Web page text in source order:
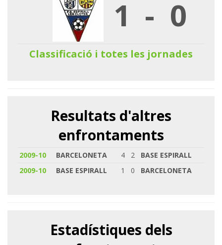
1 - 0
Classificació i totes les jornades
Resultats d'altres
enfrontaments
2009-10 BARCELONETA 4 2
BASE ESPIRALL
2009-10
BASE ESPIRALL 1 0 BARCELONETA
Estadístiques dels